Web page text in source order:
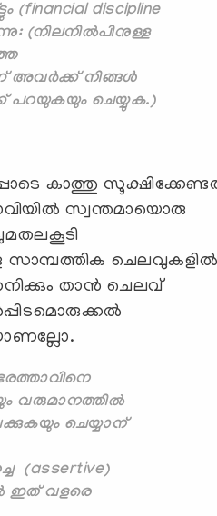
(financial discipline
(നിലനില്‍പിനുള്ള
അവര്‍ക്ക് നിങ്ങള്‍
പറയുകയും ചെയ്യുക.)
കാത്തു
സ്വന്തമായൊരു
സാമ്പത്തിക ചെലവുകളില്‍
താന്‍ ചെലവ്
വരുമാനത്തിൽ
ചെയ്യാന്
(assertive)
ഇത് വളരെ